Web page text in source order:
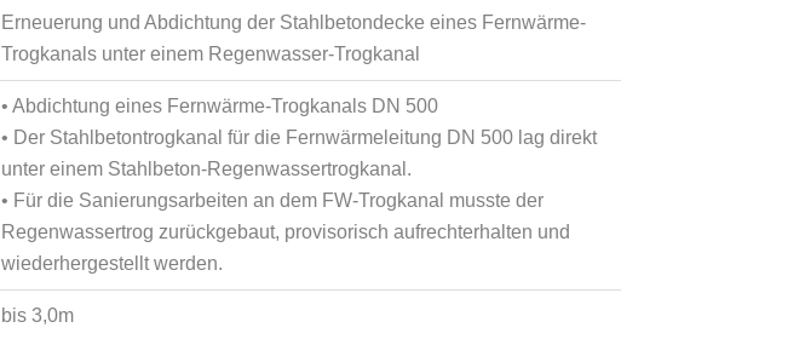
Erneuerung und Abdichtung der Stahlbetondecke eines Fernwärme-
Trogkanals unter einem Regenwasser-Trogkanal
• Abdichtung eines Fernwärme-Trogkanals DN 500
• Der Stahlbetontrogkanal für die Fernwärmeleitung DN 500 lag direkt
unter einem Stahlbeton-Regenwassertrogkanal.
• Für die Sanierungsarbeiten an dem FW-Trogkanal musste der
Regenwassertrog zurückgebaut, provisorisch aufrechterhalten und
wiederhergestellt werden.
bis 3,0m